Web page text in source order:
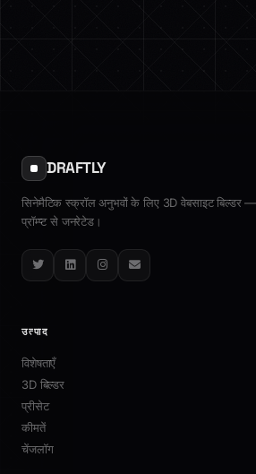
DRAFTLY
सिनेमैटिक स्क्रॉल अनुभवों के लिए 3D वेबसाइट बिल्डर
प्रॉम्प्ट से जनरेटेड।
TwitterLinkedInInstagram
Email
उत्पाद
विशेषताएँ
3D बिल्डर
प्रीसेट
कीमतें
चेंजलॉग